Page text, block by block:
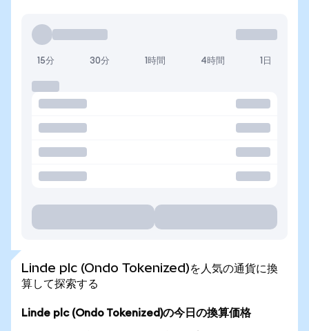
15分 30分 1時間 4時間 1日
Linde plc (Ondo Tokenized)を人気の通貨に換
算して探索する
Linde plc (Ondo Tokenized)の今日の換算価格